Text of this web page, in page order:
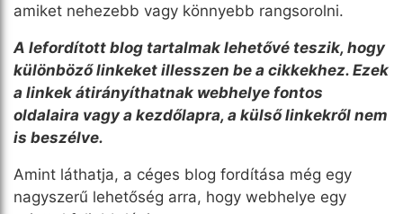
amiket nehezebb vagy könnyebb rangsorolni.
A lefordított blog tartalmak lehetővé teszik, hogy
különböző linkeket illesszen be a cikkekhez. Ezek
a linkek átirányíthatnak webhelye fontos
oldalaira vagy a kezdőlapra, a külső linkekről nem
is beszélve.
Amint láthatja, a céges blog fordítása még egy
nagyszerű lehetőség arra, hogy webhelye egy